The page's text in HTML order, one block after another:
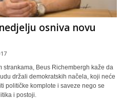
osniva novu
Beus Richembergh kaže da
držali demokratskih načela, koji neće
političke komplote i saveze nego se
i postoji.